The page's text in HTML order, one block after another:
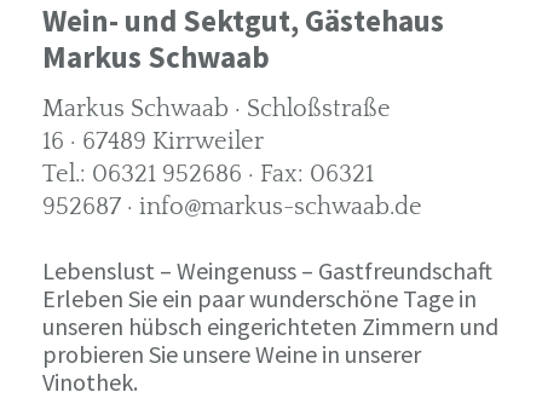
Wein- und Sektgut, Gästehaus
Markus Schwaab
Markus Schwaab · Schloßstraße
16 · 67489 Kirrweiler
Tel.: 06321 952686 · Fax: 06321
952687 · info@markus-schwaab.de
Lebenslust – Weingenuss – Gastfreundschaft
Erleben Sie ein paar wunderschöne Tage in
unseren hübsch eingerichteten Zimmern und
probieren Sie unsere Weine in unserer
Vinothek.